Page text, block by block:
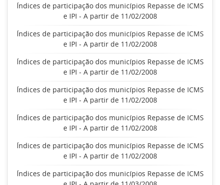
Índices de participação dos municípios Repasse de ICMS
e IPI - A partir de 11/02/2008
Índices de participação dos municípios Repasse de ICMS
e IPI - A partir de 11/02/2008
Índices de participação dos municípios Repasse de ICMS
e IPI - A partir de 11/02/2008
Índices de participação dos municípios Repasse de ICMS
e IPI - A partir de 11/02/2008
Índices de participação dos municípios Repasse de ICMS
e IPI - A partir de 11/02/2008
Índices de participação dos municípios Repasse de ICMS
e IPI - A partir de 11/02/2008
Índices de participação dos municípios Repasse de ICMS